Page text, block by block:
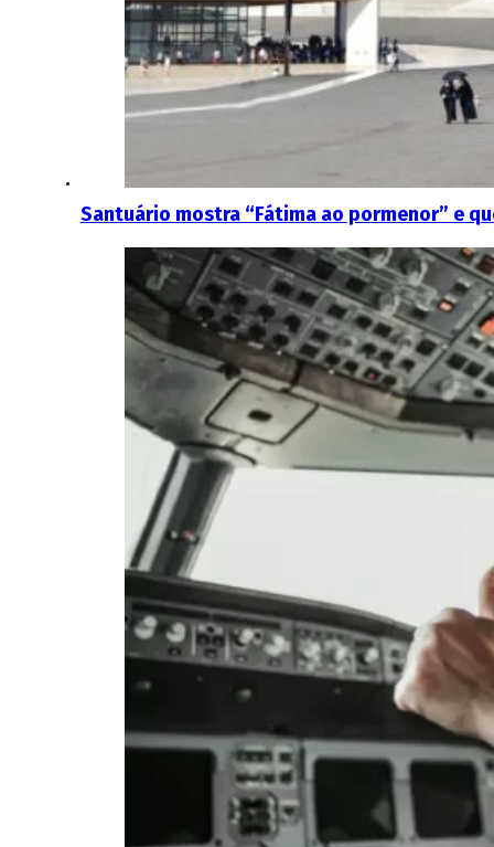
Santuário mostra “Fátima ao pormenor” e